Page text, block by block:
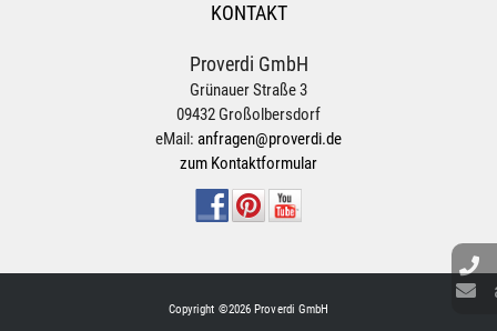
KONTAKT
Proverdi GmbH
Grünauer Straße 3
09432 Großolbersdorf
eMail: anfragen@proverdi.de
zum Kontaktformular
Copyright ©2026 Proverdi GmbH